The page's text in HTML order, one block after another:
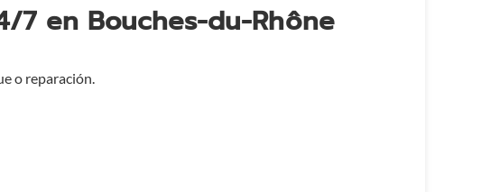
7 en Bouches-du-Rhône
o reparación.